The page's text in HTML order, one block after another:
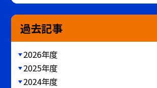
過去記事
2026年度
2025年度
2024年度